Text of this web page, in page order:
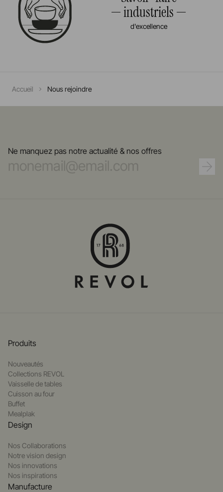
industriels
d'excellence
Accueil Nous rejoindre
Ne manquez pas notre actualité & nos offres
Produits
Nouveautés
Collections REVOL
Vaisselle de tables
Cuisson au four
Buffet
Mealplak
Design
Nos Collaborations
Notre vision design
Nos innovations
Nos inspirations
Manufacture